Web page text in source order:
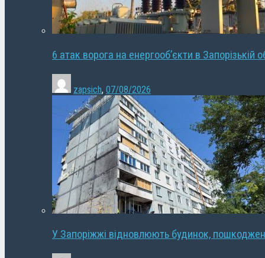
6 атак ворога на енергооб’єкти в Запорізькій
zapsich, 07/08/2026
У Запоріжжі відновлюють будинок,